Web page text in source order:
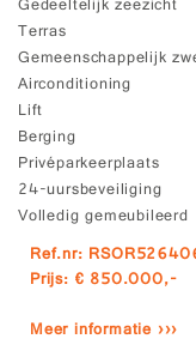
Gedeeltelijk zeezicht
Terras
Gemeenschappelijk
Airconditioning
Lift
Berging
Privéparkeerplaats
24-uursbeveiliging
Volledig gemeubileerd
Ref.nr:
Prijs: € 850.000,-
Meer informatie ›››